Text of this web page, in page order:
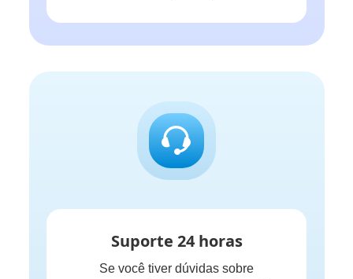
Suporte 24 horas
Se você tiver dúvidas sobre